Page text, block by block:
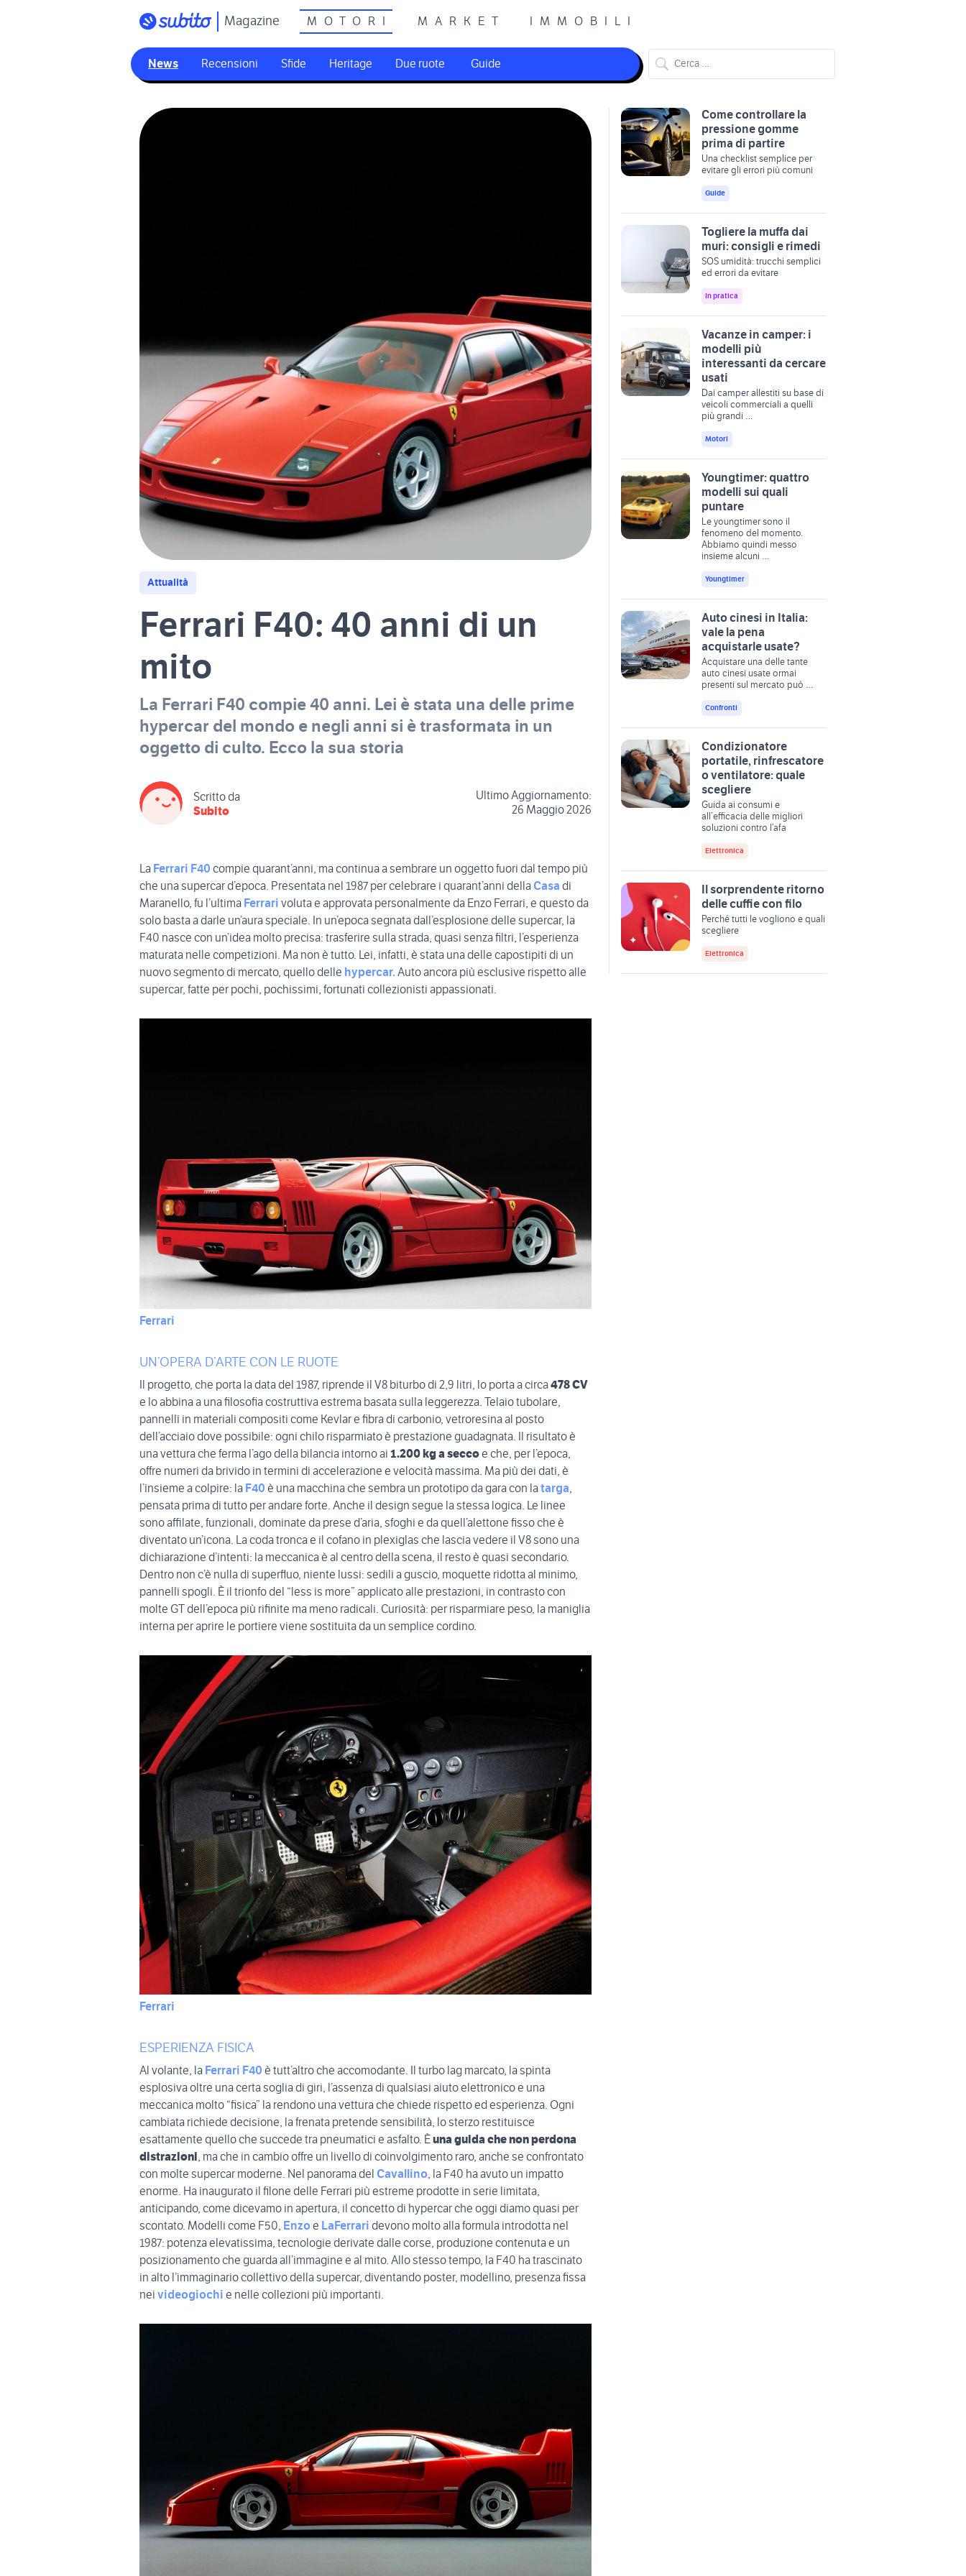
Magazine MOTORI MARKET IMMOBILI
News Recensioni Sfide Heritage Due ruote Guide
Attualità
Ferrari F40: 40 anni di un
mito
La Ferrari F40 compie 40 anni. Lei è stata una delle prime
hypercar del mondo e negli anni si è trasformata in un
oggetto di culto. Ecco la sua storia
Scritto da
Subito
Ultimo Aggiornamento:
26 Maggio 2026
La Ferrari F40 compie quarant’anni, ma continua a sembrare un oggetto fuori dal tempo più
che una supercar d’epoca. Presentata nel 1987 per celebrare i quarant’anni della Casa di
Maranello, fu l’ultima Ferrari voluta e approvata personalmente da Enzo Ferrari, e questo da
solo basta a darle un’aura speciale. In un’epoca segnata dall’esplosione delle supercar, la
F40 nasce con un’idea molto precisa: trasferire sulla strada, quasi senza filtri, l’esperienza
maturata nelle competizioni. Ma non è tutto. Lei, infatti, è stata una delle capostipiti di un
nuovo segmento di mercato, quello delle hypercar. Auto ancora più esclusive rispetto alle
supercar, fatte per pochi, pochissimi, fortunati collezionisti appassionati.
Ferrari
UN’OPERA D’ARTE CON LE RUOTE
Il progetto, che porta la data del 1987, riprende il V8 biturbo di 2,9 litri, lo porta a circa478 CV
e lo abbina a una filosofia costruttiva estrema basata sulla leggerezza. Telaio tubolare,
pannelli in materiali compositi come Kevlar e fibra di carbonio, vetroresina al posto
dell’acciaio dove possibile: ogni chilo risparmiato è prestazione guadagnata. Il risultato è
una vettura che ferma l’ago della bilancia intorno ai 1.200 kg a seccoe che, per l’epoca,
offre numeri da brivido in termini di accelerazione e velocità massima. Ma più dei dati, è
l’insieme a colpire: la F40 è una macchina che sembra un prototipo da gara con latarga
pensata prima di tutto per andare forte. Anche il design segue la stessa logica. Le linee
sono affilate, funzionali, dominate da prese d’aria, sfoghi e da quell’alettone fisso che è
diventato un’icona. La coda tronca e il cofano in plexiglas che lascia vedere il V8 sono una
dichiarazione d’intenti: la meccanica è al centro della scena, il resto è quasi secondario.
Dentro non c’è nulla di superfluo, niente lussi: sedili a guscio, moquette ridotta al minimo,
pannelli spogli. È il trionfo del “less is more” applicato alle prestazioni, in contrasto con
molte GT dell’epoca più rifinite ma meno radicali. Curiosità: per risparmiare peso, la maniglia
interna per aprire le portiere viene sostituita da un semplice cordino.
Ferrari
ESPERIENZA FISICA
Al volante, la Ferrari F40 è tutt’altro che accomodante. Il turbo lag marcato, la spinta
esplosiva oltre una certa soglia di giri, l’assenza di qualsiasi aiuto elettronico e una
meccanica molto “fisica” la rendono una vettura che chiede rispetto ed esperienza. Ogni
cambiata richiede decisione, la frenata pretende sensibilità, lo sterzo restituisce
esattamente quello che succede tra pneumatici e asfalto. È una guida che non perdona
distrazioni , ma che in cambio offre un livello di coinvolgimento raro, anche se confrontato
con molte supercar moderne. Nel panorama del Cavallino , la F40 ha avuto un impatto
enorme. Ha inaugurato il filone delle Ferrari più estreme prodotte in serie limitata,
anticipando, come dicevamo in apertura, il concetto di hypercar che oggi diamo quasi per
scontato. Modelli come F50,
Enzo e LaFerrari devono molto alla formula introdotta nel
1987: potenza elevatissima, tecnologie derivate dalle corse, produzione contenuta e un
posizionamento che guarda all’immagine e al mito. Allo stesso tempo, la F40 ha trascinato
in alto l’immaginario collettivo della supercar, diventando poster, modellino, presenza fissa
nei videogiochi e nelle collezioni più importanti.
Come controllare la
pressione gomme
prima di partire
Una checklist semplice per
evitare gli errori più comuni
Guide
Togliere la muffa dai
muri: consigli e rimedi
SOS umidità: trucchi semplici
ed errori da evitare
In pratica
Vacanze in camper: i
modelli più
interessanti da cercare
usati
Dai camper allestiti su base di
veicoli commerciali a quelli
più grandi …
Motori
Youngtimer: quattro
modelli sui quali
puntare
Le youngtimer sono il
fenomeno del momento.
Abbiamo quindi messo
insieme alcuni …
Youngtimer
Auto cinesi in Italia:
vale la pena
acquistarle usate?
Acquistare una delle tante
auto cinesi usate ormai
presenti sul mercato può …
Confronti
Condizionatore
portatile, rinfrescatore
o ventilatore: quale
scegliere
Guida ai consumi e
all’efficacia delle migliori
soluzioni contro l’afa
Elettronica
Il sorprendente ritorno
delle cuffie con filo
Perché tutti le vogliono e quali
scegliere
Elettronica